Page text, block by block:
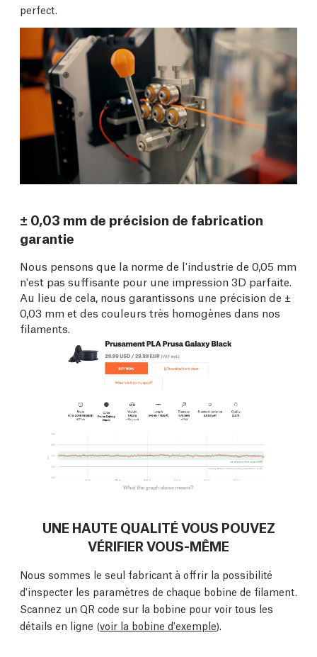
perfect.
± 0,03 mm de précision de fabrication
garantie
Nous pensons que la norme de l'industrie de 0,05 mm
n'est pas suffisante pour une impression 3D parfaite.
Au lieu de cela, nous garantissons une précision de ±
0,03 mm et des couleurs très homogènes dans nos
filaments.
UNE HAUTE QUALITÉ VOUS POUVEZ
VÉRIFIER VOUS-MÊME
Nous sommes le seul fabricant à offrir la possibilité
d'inspecter les paramètres de chaque bobine de filament.
Scannez un QR code sur la bobine pour voir tous les
détails en ligne (voir la bobine d'exemple).